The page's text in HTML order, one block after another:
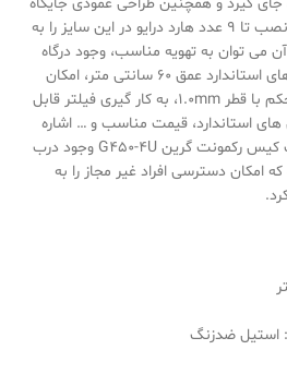
های حافظه 3.5 اینچی امکان نصب تا 9 عدد هارد درایو در این سایز را به
می توان به تهویه مناسب، وجود درگاه
USB3.0، امکان نصب در رک های استاندارد عمق 60 سانتی متر، امکان
نصب 9 عدد هارد، بدنه مستحکم با قطر 1.0mm، به کار گیری فیلتر قابل
استاندارد، قیمت مناسب و … اشاره
کرد. یکی دیگر از امکانات خوب کیس رکمونت گرین G450-4U وجود درب
امکان دسترسی افراد غیر مجاز را به
ضدزنگ